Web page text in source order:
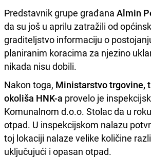
Predstavnik grupe građana Almin
da su još u aprilu zatražili od
graditeljstvo informaciju o
planiranim koracima za njezino
nikada nisu dobili.
Nakon toga, Ministarstvo trgovine,
okoliša HNK-a provelo je
Komunalnom d.o.o. Stolac da u
otpad. U inspekcijskom nalazu
toj lokaciji nalaze velike količine
uključujući i opasan otpad.